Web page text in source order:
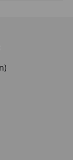
mit